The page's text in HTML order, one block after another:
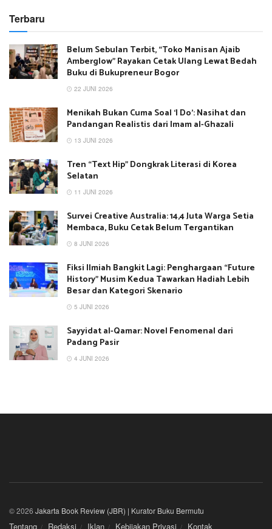
Terbaru
Belum Sebulan Terbit, “Toko Manisan Ajaib
Amberglow” Rayakan Cetak Ulang Lewat Bedah
Buku di Bukupreneur Bogor
22 JUNI 2026
Menikah Bukan Cuma Soal ‘I Do’: Nasihat dan
Pandangan Realistis dari Imam al-Ghazali
13 JUNI 2026
Tren “Text Hip” Dongkrak Literasi di Korea
Selatan
11 JUNI 2026
Survei Creative Australia: 14,4 Juta Warga Setia
Membaca, Buku Cetak Belum Tergantikan
8 JUNI 2026
Fiksi Ilmiah Bangkit Lagi: Penghargaan “Future
History” Musim Kedua Tawarkan Hadiah Lebih
Besar dan Kategori Skenario
5 JUNI 2026
Sayyidat al-Qamar: Novel Fenomenal dari
Padang Pasir
4 JUNI 2026
© 2026 Jakarta Book Review (JBR) | Kurator Buku Bermutu
Tentang Redaksi Iklan Kebijakan Privasi Kontak